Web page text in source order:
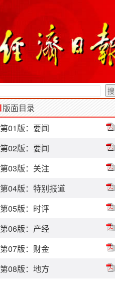
版面目录
第01版：要闻
第02版：要闻
第03版：关注
第04版：特别报道
第05版：时评
第06版：产经
第07版：财金
第08版：地方